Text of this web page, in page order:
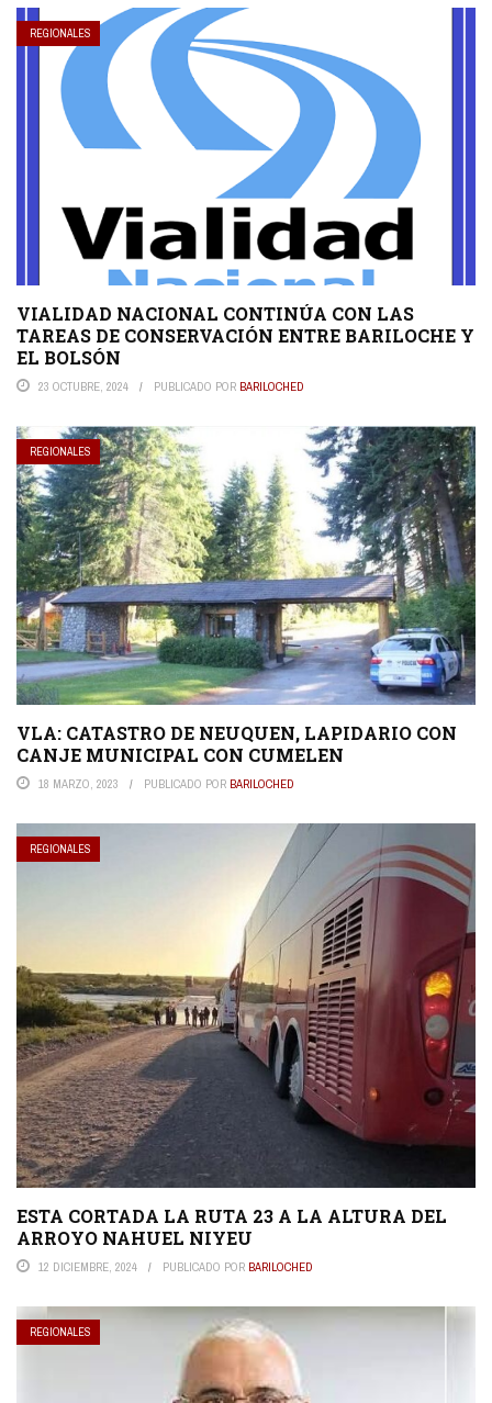
REGIONALES
VIALIDAD NACIONAL CONTINÚA CON LAS
TAREAS DE CONSERVACIÓN ENTRE BARILOCHE Y
EL BOLSÓN
23 OCTUBRE, 2024 PUBLICADO POR BARILOCHED
REGIONALES
VLA: CATASTRO DE NEUQUEN, LAPIDARIO CON
CANJE MUNICIPAL CON CUMELEN
18 MARZO, 2023 PUBLICADO POR BARILOCHED
REGIONALES
ESTA CORTADA LA RUTA 23 A LA ALTURA DEL
ARROYO NAHUEL NIYEU
12 DICIEMBRE, 2024 PUBLICADO POR BARILOCHED
REGIONALES